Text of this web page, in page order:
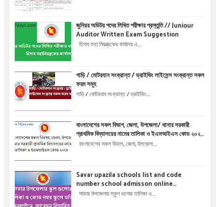
জুনিয়র অডিটর পদের লিখিত পরীক্ষার প্রস্তুতি // Juniour
Auditor Written Exam Suggestion
হিসাব মহা নিয়ন্ত্রকের কার্যালয় এ...
গাড়ি / মোটরযান সংক্রান্ত / ড্রাইভিং লাইসেন্স সংক্রান্ত সকল
ফরম সমূহ
গাড়ি / মোটরযান সংক্রান্ত / ড্রাইভিং...
বাংলাদেশের সকল বিভাগ, জেলা, উপজেলা/ থানার সরকারী
প্রাথমিক বিদ্যালয়ের নামের তালিকা ও ইএমআইএস কোড ২০২৪
List of Government primary School names
বাংলাদেশের সকল বিভাগ, জেলা, উপজেলা...
Savar upazila schools list and code
number school admisson online
application details !! সাভার উপজেলার স্কুল গুলোর
সাভার উপজেলার স্কুল গুলোর তালিকা ও...